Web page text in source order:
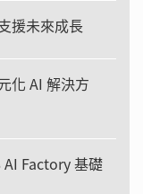
援未來成長
化 AI 解決方
AI Factory 基礎